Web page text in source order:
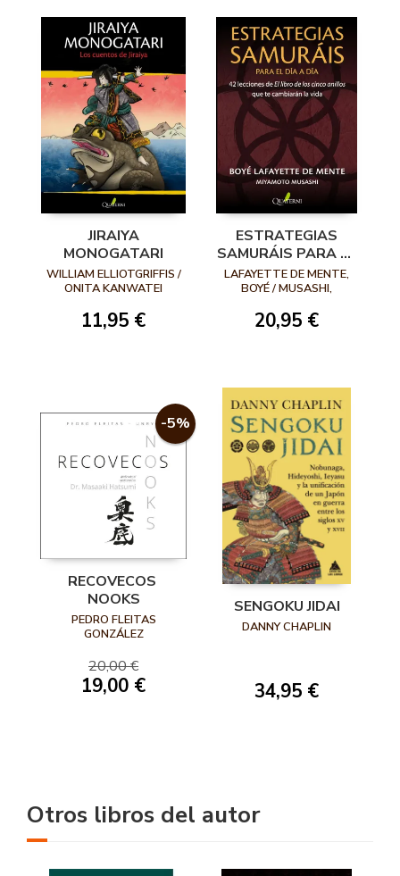
JIRAIYA
MONOGATARI
WILLIAM ELLIOTGRIFFIS /
ONITA KANWATEI
11,95 €
ESTRATEGIAS
SAMURÁIS PARA EL
DÍA A DÍA. 42
LECCIONES DE EL
CINCO ANILLOS
LAFAYETTE DE MENTE,
BOYÉ / MUSASHI,
20,95 €
-5%
RECOVECOS 
NOOKS
PEDRO FLEITAS
GONZÁLEZ
20,00 €
19,00 €
SENGOKU JIDAI
DANNY CHAPLIN
34,95 €
Otros libros del autor